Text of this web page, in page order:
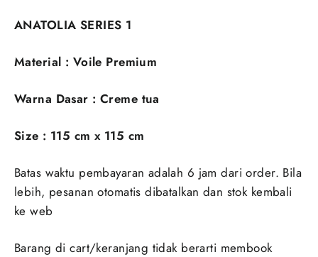
ANATOLIA SERIES 1
Material : Voile Premium
Warna Dasar : Creme tua
Size : 115 cm x 115 cm
Batas waktu pembayaran adalah 6 jam dari order. Bila
lebih, pesanan otomatis dibatalkan dan stok kembali
ke web
Barang di cart/keranjang tidak berarti membook